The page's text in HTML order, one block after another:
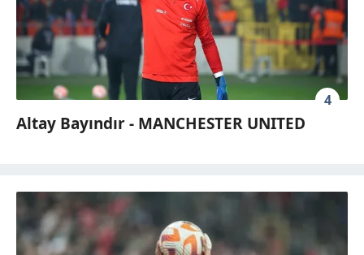
4
Altay Bayındır - MANCHESTER UNITED